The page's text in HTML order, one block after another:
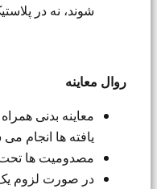
شوند، نه در
روال معاینه
معاینه بدنی
یافته ها انجام
مصدومیت ها تحت
در صورت لزوم